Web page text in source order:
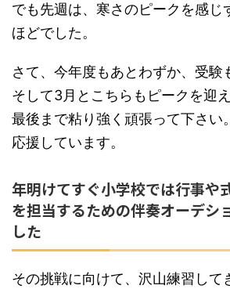
でも先週は、寒さのピークを感じ
ほどでした。
さて、今年度もあとわずか、受験
そして3月とこちらもピークを迎え
最後まで粘り強く頑張って下さい。
応援しています。
年明けてすぐ小学校では行事や
を担当するための伴奏オーデシ
した
その挑戦に向けて、沢山練習して